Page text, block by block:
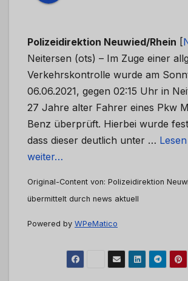
Polizeidirektion Neuwied/Rhein [
Neitersen (ots) – Im Zuge einer
Verkehrskontrolle wurde am
06.06.2021, gegen 02:15 Uhr in
27 Jahre alter Fahrer eines Pkw
Benz überprüft. Hierbei wurde
dass dieser deutlich unter …
weiter…
Original-Content von: Polizeidirektion
übermittelt durch news aktuell
Powered by WPeMatico